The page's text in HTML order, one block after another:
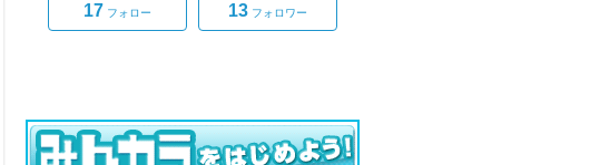
17 フォロー 13 フォロワー